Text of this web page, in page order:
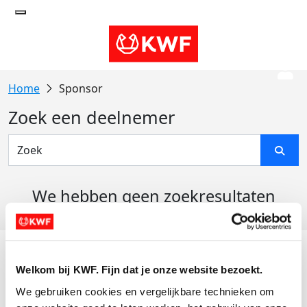
Welkom bij KWF. Fijn dat je onze website bezoekt.
We gebruiken cookies en vergelijkbare technieken om
Sponsor
Zoek een deelnemer
We hebben geen zoekresultaten
Actiematerialen
Evenementen